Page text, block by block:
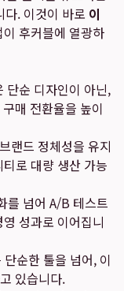
다. 이것이 바로 이
후커블에 열광하
순 디자인이 아닌,
매 전환율을 높이
랜드 정체성을 유지
로 대량 생산 가능
를 넘어 A/B 테스트
성과로 이어집니
순한 툴을 넘어, 이
있습니다.